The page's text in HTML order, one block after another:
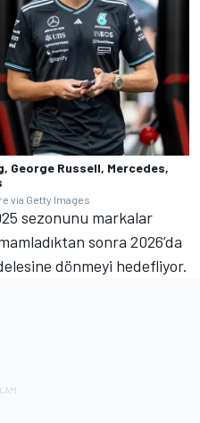
George Russell, Mercedes,
via Getty Images
sezonunu markalar
sonra 2026’da
dönmeyi hedefliyor.